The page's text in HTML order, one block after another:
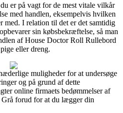
er på vagt for de mest vitale vilkår
med handlen, eksempelvis hvilken
med. I relation til det er det samtidig
sin købsbekræftelse, så man
af House Doctor Roll Rullebord
eller dreng.
muligheder for at undersøge
og på grund af dette
online firmaets bedømmelser af
forud for at du lægger din